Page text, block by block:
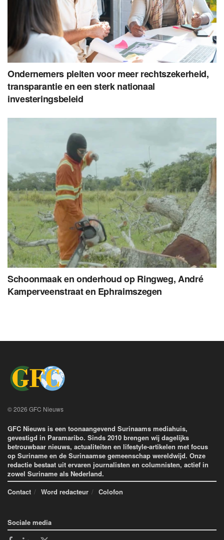
Ondernemers pleiten voor meer rechtszekerheid,
transparantie en een sterk nationaal
investeringsbeleid
Schoonmaak en onderhoud op Ringweg, André
Kamperveenstraat en Ephraimszegen
© 2026 GFC Nieuws
GFC Nieuws is een toonaangevend Surinaams mediahuis,
gevestigd in Paramaribo. Sinds 2010 brengen wij dagelijks
betrouwbaar nieuws, actualiteiten en lifestyle-artikelen met focus
op Suriname en de Surinaamse gemeenschap wereldwijd. Onze
redactie bestaat uit ervaren journalisten en columnisten, actief in
zowel Suriname als Nederland.
Contact
Word redacteur Colofon
Sociale media